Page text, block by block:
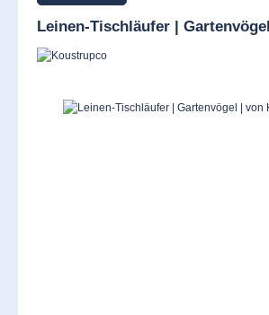
Leinen-Tischläufer | Gartenvögel
Bildergalerie überspringen